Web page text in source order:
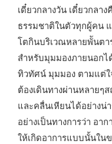
เดี๋ยวกลางวัน เดี๋ยวกลา
ธรรมชาติในตัวทุกผู้คน
โตกินบริเวณหลายพัันตา
สำหรับมุมมองภายนอกไ
ทิวทัศน์ มุมมอง ตามแต่
ต้องเดินทางผ่านหลายๆ
และคลื่นเหียนได้อย่าง
อย่างเป็นทางการว่า อา
ให้เกิดอาการแบบนั้นใน